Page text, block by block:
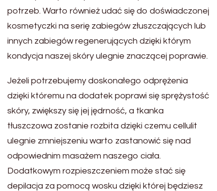
potrzeb. Warto również udać się do doświadczonej
kosmetyczki na serię zabiegów złuszczających lub
innych zabiegów regenerujących dzięki którym
kondycja naszej skóry ulegnie znaczącej poprawie.
Jeżeli potrzebujemy doskonałego odprężenia
dzięki któremu na dodatek poprawi się sprężystość
skóry, zwiększy się jej jędrność, a tkanka
tłuszczowa zostanie rozbita dzięki czemu cellulit
ulegnie zmniejszeniu warto zastanowić się nad
odpowiednim masażem naszego ciała.
Dodatkowym rozpieszczeniem może stać się
depilacja za pomocą wosku dzięki której będziesz